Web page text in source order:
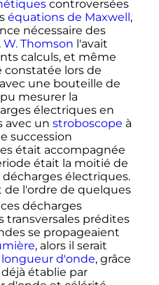
controversées
équations de Maxwell,
nécessaire des
W. Thomson l'avait
calculs, et même
lors de
une bouteille de
mesurer la
électriques en
avec un stroboscope à
succession
était accompagnée
était la moitié de
électriques.
de l'ordre de quelques
ces décharges
transversales prédites
se propageaient
, alors il serait
longueur d'onde, grâce
établie par